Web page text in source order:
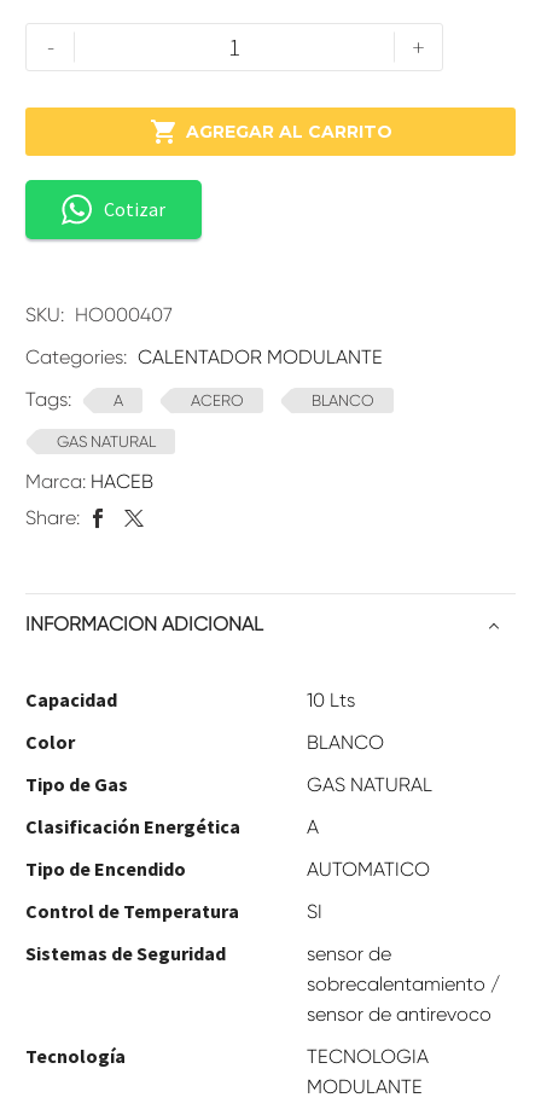
- +
 AGREGAR AL CARRITO
Cotizar
SKU: HO000407
Categories: CALENTADOR MODULANTE
Tags:
A ACERO BLANCO
GAS NATURAL
Marca: HACEB
Share:
INFORMACIÓN ADICIONAL
Capacidad 10 Lts
Color BLANCO
Tipo de Gas GAS NATURAL
Clasificación Energética A
Tipo de Encendido AUTOMATICO
Control de Temperatura SI
Sistemas de Seguridad
sensor de
sobrecalentamiento /
sensor de antirevoco
Tecnología
TECNOLOGIA
MODULANTE